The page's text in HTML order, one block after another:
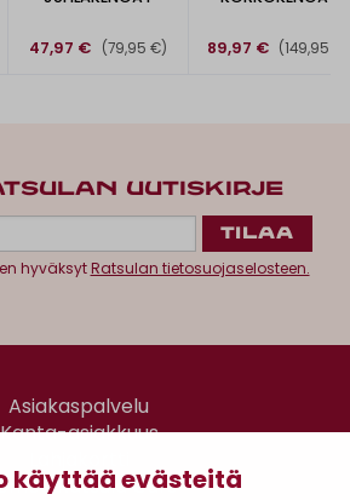
käyttää evästeitä
47,97 € (79,95 €) 89,97 € (149,95 €)
UUTISKIRJE
hyväksytRatsulan tietosuojaselosteen.
Asiakaspalvelu
Kanta-asiakkuus
Ratsula Café